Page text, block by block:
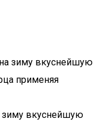
зиму вкуснейшую